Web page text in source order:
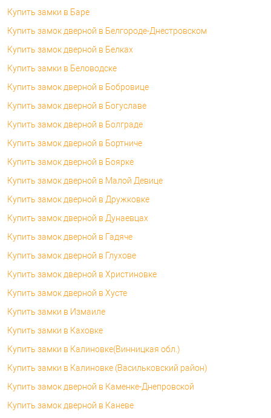
Купить замки в Баре
Купить замок дверной в Белгороде-Днестровском
Купить замок дверной в Белках
Купить замки в Беловодске
Купить замок дверной в Бобровице
Купить замок дверной в Богуславе
Купить замок дверной в Болграде
Купить замок дверной в Бортниче
Купить замок дверной в Боярке
Купить замок дверной в Малой Девице
Купить замок дверной в Дружковке
Купить замок дверной в Дунаевцах
Купить замок дверной в Гадяче
Купить замок дверной в Глухове
Купить замок дверной в Христиновке
Купить замок дверной в Хусте
Купить замки в Измаиле
Купить замки в Каховке
Купить замки в Калиновке(Винницкая обл.)
Купить замки в Калиновке (Васильковский район)
Купить замок дверной в Каменке-Днепровской
Купить замок дверной в Каневе